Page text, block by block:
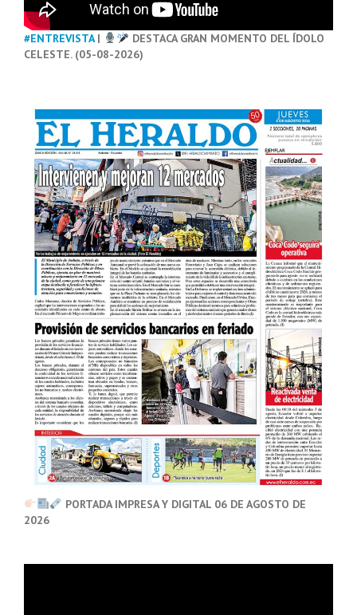
#ENTREVISTA|
DESTACA GRAN MOMENTO DEL ÍDOLO
CELESTE. (05-08-2026)
PORTADA IMPRESA Y DIGITAL 06 DE AGOSTO DE
2026